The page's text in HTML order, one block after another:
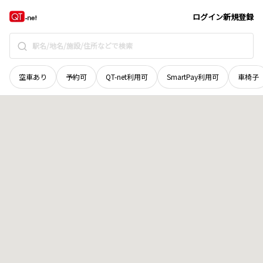
ログイン新規登録
空車あり 予約可 QT-net利用可 SmartPay利用可 車椅子
群馬県